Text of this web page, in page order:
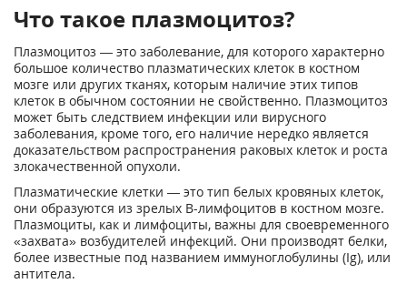
Что такое плазмоцитоз?
Плазмоцитоз — это заболевание, для которого характерно
большое количество плазматических клеток в костном
мозге или других тканях, которым наличие этих типов
клеток в обычном состоянии не свойственно. Плазмоцитоз
может быть следствием инфекции или вирусного
заболевания, кроме того, его наличие нередко является
доказательством распространения раковых клеток и роста
злокачественной опухоли.
Плазматические клетки — это тип белых кровяных клеток,
они образуются из зрелых В-лимфоцитов в костном мозге.
Плазмоциты, как и лимфоциты, важны для своевременного
«захвата» возбудителей инфекций. Они производят белки,
более известные под названием иммуноглобулины (Ig), или
антитела.